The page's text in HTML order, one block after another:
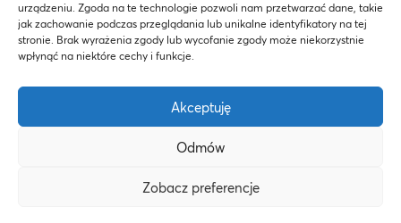
urządzeniu. Zgoda na te technologie pozwoli nam przetwarzać dane, takie
jak zachowanie podczas przeglądania lub unikalne identyfikatory na tej
stronie. Brak wyrażenia zgody lub wycofanie zgody może niekorzystnie
wpłynąć na niektóre cechy i funkcje.
Akceptuję
Odmów
Zobacz preferencje
środków Europejskiego Funduszu Społecznego oraz